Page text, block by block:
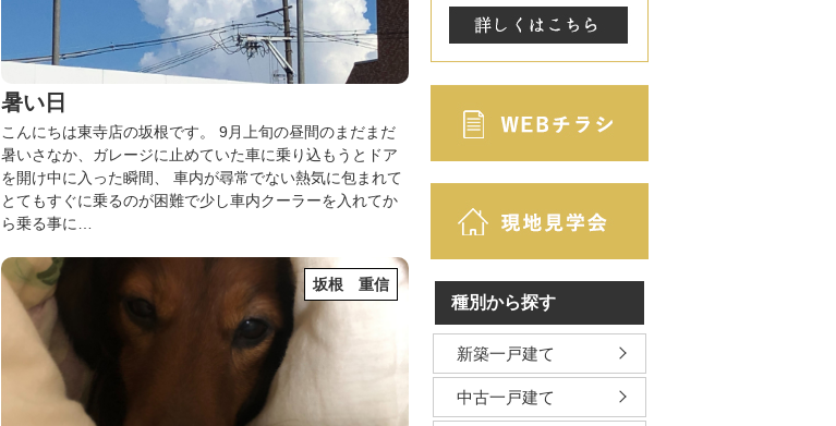
暑い日
こんにちは東寺店の坂根です。 9月上旬の昼間のまだまだ
暑いさなか、ガレージに止めていた車に乗り込もうとドア
を開け中に入った瞬間、 車内が尋常でない熱気に包まれて
とてもすぐに乗るのが困難で少し車内クーラーを入れてか
ら乗る事に…
坂根 重信
種別から探す
新築一戸建て
中古一戸建て